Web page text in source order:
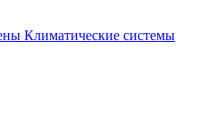
Климатические системы